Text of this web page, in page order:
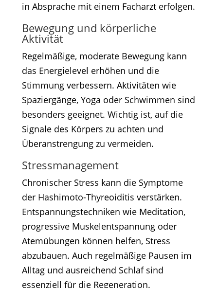
in Absprache mit einem Facharzt erfolgen.​
Bewegung und körperliche
Aktivität
Regelmäßige, moderate Bewegung kann
das Energielevel erhöhen und die
Stimmung verbessern. Aktivitäten wie
Spaziergänge, Yoga oder Schwimmen sind
besonders geeignet. Wichtig ist, auf die
Signale des Körpers zu achten und
Überanstrengung zu vermeiden.​
Stressmanagement
Chronischer Stress kann die Symptome
der Hashimoto-Thyreoiditis verstärken.
Entspannungstechniken wie Meditation,
progressive Muskelentspannung oder
Atemübungen können helfen, Stress
abzubauen. Auch regelmäßige Pausen im
Alltag und ausreichend Schlaf sind
essenziell für die Regeneration.​